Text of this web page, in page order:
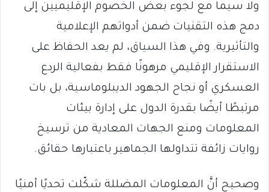
ولا سيما مع لجوء بعض الخصوم الإقليميين إلى
دمج هذه التقنيات ضمن أدواتهم الإعلامية
والتأثيرية. وفي هذا السياق، لم يعد الحفاظ على
الاستقرار الإقليمي مرهونًا فقط بفعالية الردع
العسكري أو نجاح الجهود الديبلوماسية، بل بات
مرتبطًا أيضًا بقدرة الدول على إدارة بيئات
المعلومات ومنع الجهات المعادية من ترسيخ
روايات زائفة تتداولها الجماهير باعتبارها حقائق.
وصحيح أنَّ المعلومات المضللة شكّلت تحديًا أمنيًا